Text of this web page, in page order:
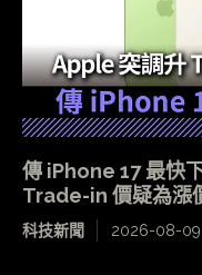
傳 iPhone 17 最快
Trade-in 價疑為漲
科技新聞 2026-08-09